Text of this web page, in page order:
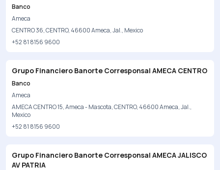
Banco
Ameca
CENTRO 36, CENTRO, 46600 Ameca, Jal., Mexico
+52 81 8156 9600
Grupo Financiero Banorte Corresponsal AMECA CENTRO
Banco
Ameca
AMECA CENTRO 15, Ameca - Mascota, CENTRO, 46600 Ameca, Jal.,
Mexico
+52 81 8156 9600
Grupo Financiero Banorte Corresponsal AMECA JALISCO
AV PATRIA